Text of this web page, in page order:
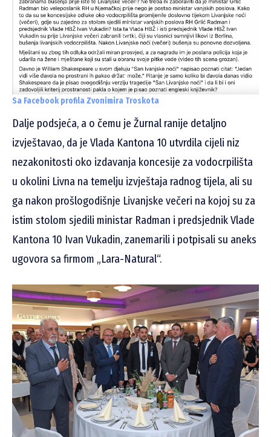
Sa Facebook profila Zvonimira Troskota
Dalje podsjeća, a o čemu je Žurnal ranije detaljno
izvještavao, da je Vlada Kantona 10 utvrdila cijeli niz
nezakonitosti oko izdavanja koncesije za vodocrpilišta
u okolini Livna na temelju izvještaja radnog tijela, ali su
ga nakon prošlogodišnje Livanjske večeri na kojoj su za
istim stolom sjedili ministar Radman i predsjednik Vlade
Kantona 10 Ivan Vukadin, zanemarili i potpisali su aneks
ugovora sa firmom „Lara-Natural“.